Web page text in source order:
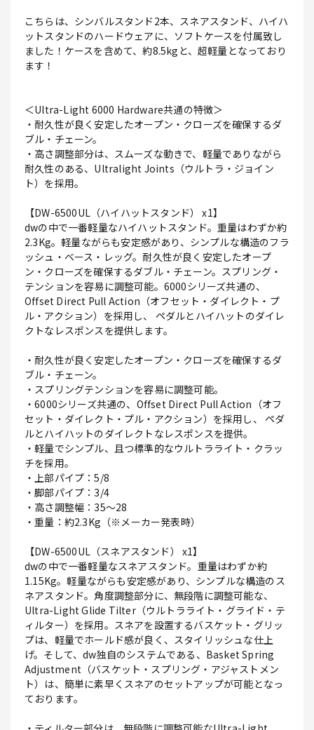
こちらは、シンバルスタンド2本、スネアスタンド、ハイハ
ットスタンドのハードウェアに、ソフトケースを付属致し
ました！ケースを含めて、約8.5kgと、超軽量となっており
ます！
＜Ultra-Light 6000 Hardware共通の特徴＞
・耐久性が良く安定したオープン・クローズを確保するダ
ブル・チェーン。
・高さ調整部分は、スムーズな動きで、軽量でありながら
耐久性のある、Ultralight Joints（ウルトラ・ジョイン
ト）を採用。
【DW-6500UL（ハイハットスタンド） x1】
dwの中で一番軽量なハイハットスタンド。重量はわずか約
2.3Kg。軽量ながらも安定感があり、シンプルな構造のフラ
ッシュ・ベース・レッグ。耐久性が良く安定したオープ
ン・クローズを確保するダブル・チェーン。スプリング・
テンションを容易に調整可能。6000シリーズ共通の、
Offset Direct Pull Action（オフセット・ダイレクト・プ
ル・アクション）を採用し、 ペダルとハイハットのダイレ
クトなレスポンスを提供します。
・耐久性が良く安定したオープン・クローズを確保するダ
ブル・チェーン。
・スプリングテンションを容易に調整可能。
・6000シリーズ共通の、Offset Direct Pull Action（オフ
セット・ダイレクト・プル・アクション）を採用し、 ペダ
ルとハイハットのダイレクトなレスポンスを提供。
・軽量でシンプル、且つ標準的なウルトラライト・クラッ
チを採用。
・上部パイプ：5/8
・脚部パイプ：3/4
・高さ調整幅：35～28
・重量：約2.3Kg（※メーカー発表時）
【DW-6500UL（スネアスタンド） x1】
dwの中で一番軽量なスネアスタンド。重量はわずか約
1.15Kg。軽量ながらも安定感があり、シンプルな構造のス
ネアスタンド。角度調整部分に、無段階に調整可能な、
Ultra-Light Glide Tilter（ウルトラライト・グライド・テ
ィルター）を採用。スネアを設置するバスケット・グリッ
プは、軽量でホールド感が良く、スタイリッシュな仕上
げ。そして、dw独自のシステムである、Basket Spring
Adjustment（バスケット・スプリング・アジャストメン
ト）は、簡単に素早くスネアのセットアップが可能となっ
ております。